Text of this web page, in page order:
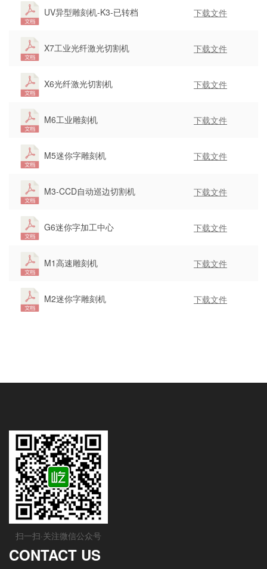
UV异型雕刻机-K3-已转档 下载文件
X7工业光纤激光切割机 下载文件
X6光纤激光切割机 下载文件
M6工业雕刻机 下载文件
M5迷你字雕刻机 下载文件
M3-CCD自动巡边切割机 下载文件
G6迷你字加工中心 下载文件
M1高速雕刻机 下载文件
M2迷你字雕刻机 下载文件
扫一扫·关注微信公众号
CONTACT US